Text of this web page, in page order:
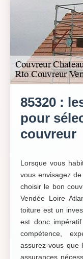
85320 :
pour
couvreur
Lorsque vous
vous envisagez
choisir le bon
Vendée Loire
toiture est un
est donc
compétence,
assurez-vous que
assurances